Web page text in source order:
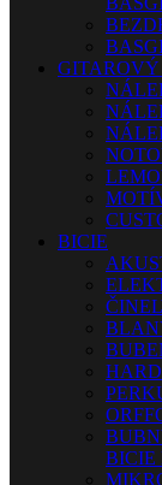
BICIE
BICIE